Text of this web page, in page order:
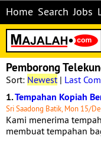
Home Search Jobs
Pemborong
Sort: Newest| Last
1.Tempahan Kopiah
Sri Saadong Batik, Mon 15/
Kami menerima
membuat tempahan